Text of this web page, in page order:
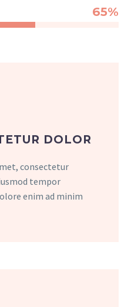
65%
DOLOR
consectetur
tempor
enim ad minim